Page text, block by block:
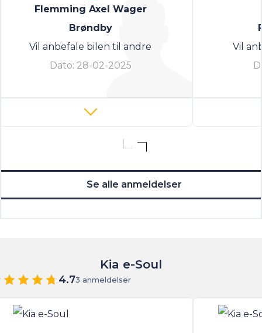
Flemming Axel Wager
Brøndby
Vil anbefale bilen til andre
Dato: 28-02-2025
Vil
Se alle anmeldelser
Kia e-Soul
4.73 anmeldelser